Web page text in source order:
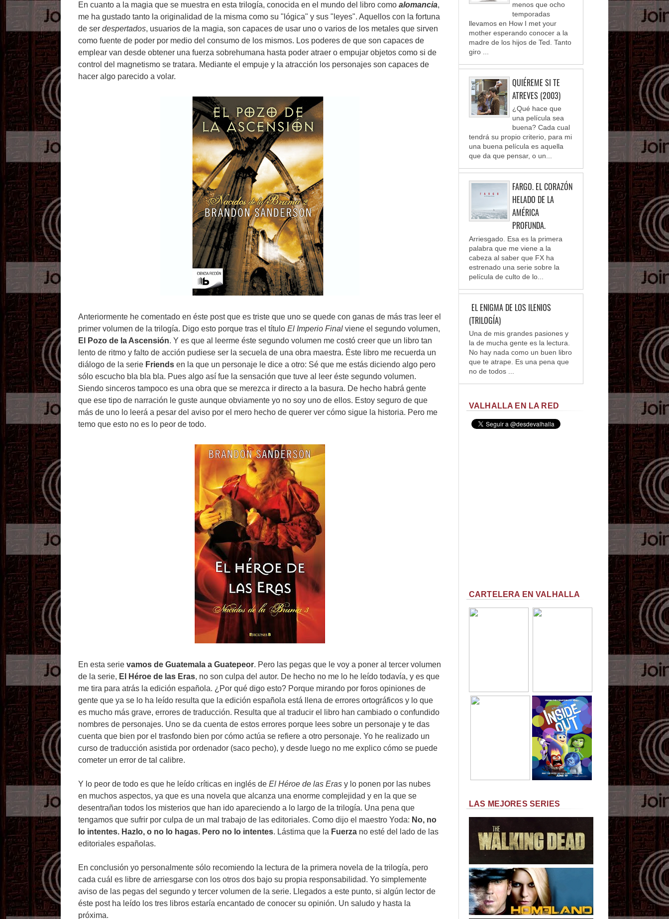
En cuanto a la magia que se muestra en esta trilogía, conocida en el mundo del libro como alomancia,
me ha gustado tanto la originalidad de la misma como su "lógica" y sus "leyes". Aquellos con la fortuna
de ser despertados, usuarios de la magia, son capaces de usar uno o varios de los metales que sirven
como fuente de poder por medio del consumo de los mismos. Los poderes de que son capaces de
emplear van desde obtener una fuerza sobrehumana hasta poder atraer o empujar objetos como si de
control del magnetismo se tratara. Mediante el empuje y la atracción los personajes son capaces de
hacer algo parecido a volar.
Anteriormente he comentado en éste post que es triste que uno se quede con ganas de más tras leer el
primer volumen de la trilogía. Digo esto porque tras el título El Imperio Final viene el segundo volumen,
El Pozo de la Ascensión. Y es que al leerme éste segundo volumen me costó creer que un libro tan
lento de ritmo y falto de acción pudiese ser la secuela de una obra maestra. Éste libro me recuerda un
diálogo de la serie Friends en la que un personaje le dice a otro: Sé que me estás diciendo algo pero
sólo escucho bla bla bla. Pues algo así fue la sensación que tuve al leer éste segundo volumen.
Siendo sinceros tampoco es una obra que se merezca ir directo a la basura. De hecho habrá gente
que ese tipo de narración le guste aunque obviamente yo no soy uno de ellos. Estoy seguro de que
más de uno lo leerá a pesar del aviso por el mero hecho de querer ver cómo sigue la historia. Pero me
temo que esto no es lo peor de todo.
En esta serie vamos de Guatemala a Guatepeor. Pero las pegas que le voy a poner al tercer volumen
de la serie, El Héroe de las Eras, no son culpa del autor. De hecho no me lo he leído todavía, y es que
me tira para atrás la edición española. ¿Por qué digo esto? Porque mirando por foros opiniones de
gente que ya se lo ha leído resulta que la edición española está llena de errores ortográficos y lo que
es mucho más grave, errores de traducción. Resulta que al traducir el libro han cambiado o confundido
nombres de personajes. Uno se da cuenta de estos errores porque lees sobre un personaje y te das
cuenta que bien por el trasfondo bien por cómo actúa se refiere a otro personaje. Yo he realizado un
curso de traducción asistida por ordenador (saco pecho), y desde luego no me explico cómo se puede
cometer un error de tal calibre.
Y lo peor de todo es que he leído críticas en inglés de El Héroe de las Eras y lo ponen por las nubes
en muchos aspectos, ya que es una novela que alcanza una enorme complejidad y en la que se
desentrañan todos los misterios que han ido apareciendo a lo largo de la trilogía. Una pena que
tengamos que sufrir por culpa de un mal trabajo de las editoriales. Como dijo el maestro Yoda: No, no
lo intentes. Hazlo, o no lo hagas. Pero no lo intentes. Lástima que la Fuerza no esté del lado de las
editoriales españolas.
En conclusión yo personalmente sólo recomiendo la lectura de la primera novela de la trilogía, pero
cada cuál es libre de arriesgarse con los otros dos bajo su propia responsabilidad. Yo simplemente
aviso de las pegas del segundo y tercer volumen de la serie. Llegados a este punto, si algún lector de
éste post ha leído los tres libros estaría encantado de conocer su opinión. Un saludo y hasta la
próxima.
menos que ocho
temporadas
llevamos en How I met your
mother esperando conocer a la
madre de los hijos de Ted. Tanto
giro ...
QUIÉREME SI TE
ATREVES (2003)
¿Qué hace que
una película sea
buena? Cada cual
tendrá su propio criterio, para mi
una buena película es aquella
que da que pensar, o un...
FARGO. EL CORAZÓN
HELADO DE LA
AMÉRICA
PROFUNDA.
Arriesgado. Esa es la primera
palabra que me viene a la
cabeza al saber que FX ha
estrenado una serie sobre la
película de culto de lo...
EL ENIGMA DE LOS ILENIOS
(TRILOGÍA)
Una de mis grandes pasiones y
la de mucha gente es la lectura.
No hay nada como un buen libro
que te atrape. Es una pena que
no de todos ...
VALHALLA EN LA RED
CARTELERA EN VALHALLA
LAS MEJORES SERIES